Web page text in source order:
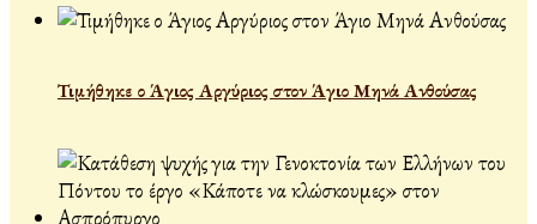
Τιμήθηκε ο Άγιος Αργύριος στον Άγιο Μηνά Ανθούσας